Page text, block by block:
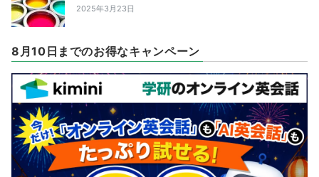
2025年3月23日
8月10日までのお得なキャンペーン